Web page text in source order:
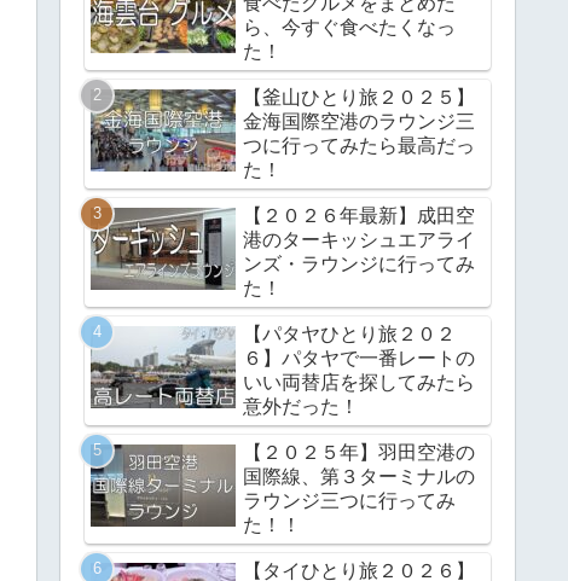
ら、今すぐ食べたくなっ
た！
【釜山ひとり旅２０２５】
金海国際空港のラウンジ三
つに行ってみたら最高だっ
た！
【２０２６年最新】成田空
港のターキッシュエアライ
ンズ・ラウンジに行ってみ
た！
【パタヤひとり旅２０２
６】パタヤで一番レートの
いい両替店を探してみたら
意外だった！
【２０２５年】羽田空港の
国際線、第３ターミナルの
ラウンジ三つに行ってみ
た！！
【タイひとり旅２０２６】